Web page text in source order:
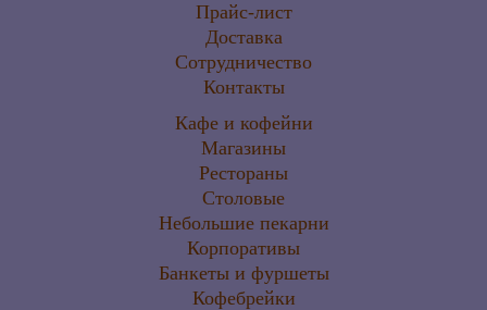
Прайс-лист
Доставка
Сотрудничество
Контакты
Кафе и кофейни
Магазины
Рестораны
Столовые
Небольшие пекарни
Корпоративы
Банкеты и фуршеты
Кофебрейки